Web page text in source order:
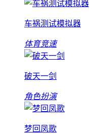
车祸测试模拟器
体育竞速
破天一剑
角色扮演
梦回凤歌